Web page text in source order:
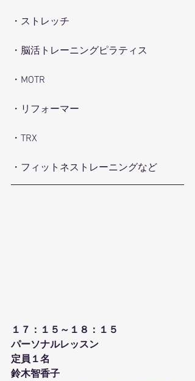
・ストレッチ
・脳活トレーニングピラティス
・MOTR
・リフォーマー
・TRX
・フィットネストレーニングなど
１７：１５～１８：１５
パーソナルレッスン
定員１名
鈴木智香子